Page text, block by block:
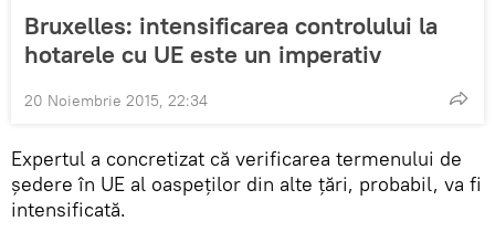
Bruxelles: intensificarea controlului la
hotarele cu UE este un imperativ
20 Noiembrie 2015, 22:34
Expertul a concretizat că verificarea termenului de
ședere în UE al oaspeților din alte țări, probabil, va fi
intensificată.